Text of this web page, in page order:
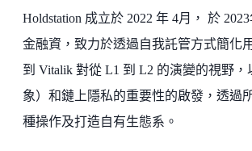
Holdstation 成立於 2022 年 4月， 於
金融資，致力於透過自我託管方式簡化
到 Vitalik 對從 L1 到 L2 的演變的視野，
象）和鏈上隱私的重要性的啟發，透過
種操作及打造自有生態系。